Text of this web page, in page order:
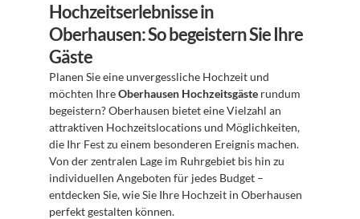
Hochzeitserlebnisse in
Oberhausen: So begeistern Sie Ihre
Gäste
Planen Sie eine unvergessliche Hochzeit und
möchten Ihre Oberhausen Hochzeitsgäste rundum
begeistern? Oberhausen bietet eine Vielzahl an
attraktiven Hochzeitslocations und Möglichkeiten,
die Ihr Fest zu einem besonderen Ereignis machen.
Von der zentralen Lage im Ruhrgebiet bis hin zu
individuellen Angeboten für jedes Budget –
entdecken Sie, wie Sie Ihre Hochzeit in Oberhausen
perfekt gestalten können.